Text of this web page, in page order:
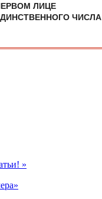
ЛИЦЕ
ЧИСЛА
»